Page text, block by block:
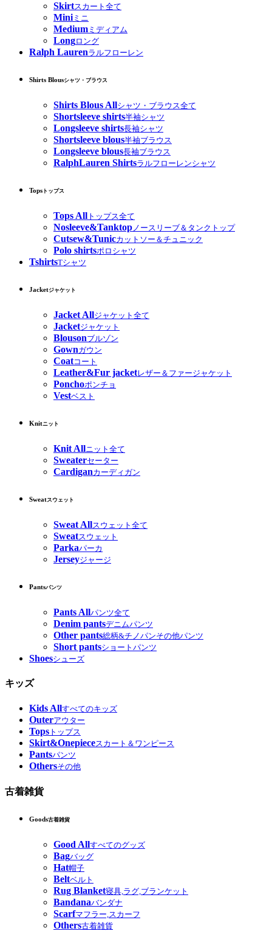
Skirtスカート全て
Miniミニ
Medium ミディアム
Longロング
Ralph Laurenラルフローレン
Shirts Blousシャツ・ブラウス
Shirts Blous Allシャツ・ブラウス全て
Shortsleeve shirts半袖シャツ
Longsleeve shirts長袖シャツ
Shortsleeve blous半袖ブラウス
Longsleeve blous長袖ブラウス
RalphLauren Shirtsラルフローレンシャツ
Tops トップス
Tops All トップス全て
Nosleeve&Tanktop ノースリーブ＆タンクトップ
Cutsew&Tunicカットソー＆チュニック
Polo shirtsポロシャツ
TshirtsTシャツ
Jacketジャケット
Jacket Allジャケット全て
Jacketジャケット
Blousonブルゾン
Gownガウン
Coatコート
Leather&Fur jacketレザー＆ファージャケット
Ponchoポンチョ
Vestベスト
Knitニット
Knit Allニット全て
Sweaterセーター
Cardiganカーディガン
Sweatスウェット
Sweat Allスウェット全て
Sweatスウェット
Parkaパーカ
Jerseyジャージ
Pantsパンツ
Pants Allパンツ全て
Denim pantsデニムパンツ
Other pants総柄&チノパンその他パンツ
Short pantsショートパンツ
Shoesシューズ
キッズ
Kids Allすべてのキッズ
Outerアウター
Tops トップス
Skirt&Onepieceスカート＆ワンピース
Pantsパンツ
Othersその他
古着雑貨
Goods古着雑貨
Good Allすべてのグッズ
Bagバッグ
Hat帽子
Beltベルト
Rug Blanket寝具,ラグ,ブランケット
Bandanaバンダナ
Scarfマフラー,スカーフ
Others古着雑貨